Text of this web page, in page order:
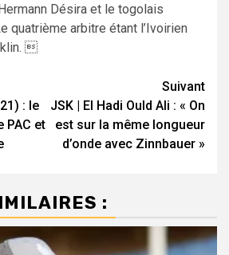
Désira et le togolais
quatrième arbitre étant l’Ivoirien

: le
PAC et
Suivant
JSK | El Hadi Ould Ali : « On
est sur la même longueur
d’onde avec Zinnbauer »
: